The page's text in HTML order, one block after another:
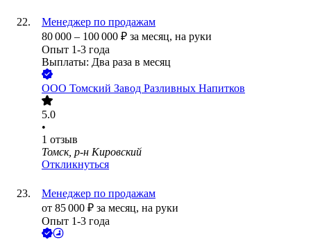
Менеджер по продажам
80 000 – 100 000 ₽ за месяц, на руки
Опыт 1-3 года
Выплаты: Два раза в месяц
ООО Томский Завод Разливных Напитков
5.0
•
1 отзыв
Томск, р-н Кировский
Откликнуться
Менеджер по продажам
от 85 000 ₽ за месяц, на руки
Опыт 1-3 года